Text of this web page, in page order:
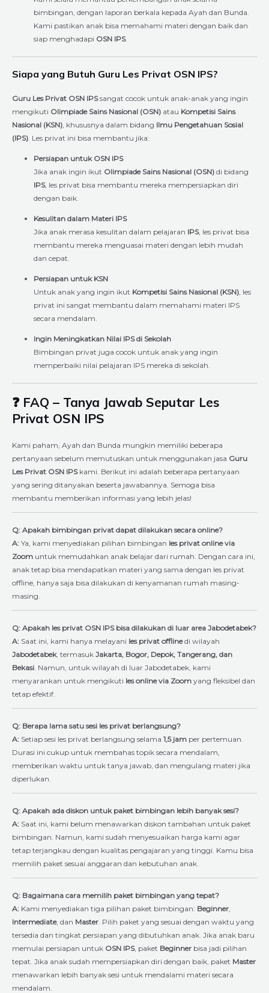
bimbingan, dengan laporan berkala kepada Ayah dan Bunda.
Kami pastikan anak bisa memahami materi dengan baik dan
siap menghadapi OSN IPS.
Siapa yang Butuh Guru Les Privat OSN IPS?
Guru Les Privat OSN IPSsangat cocok untuk anak-anak yang ingin
mengikuti Olimpiade Sains Nasional (OSN) atau Kompetisi Sains
Nasional (KSN) , khususnya dalam bidang Ilmu Pengetahuan Sosial
(IPS) . Les privat ini bisa membantu jika:
Persiapan untuk OSN IPS
Jika anak ingin ikut Olimpiade Sains Nasional (OSN) di bidang
IPS, les privat bisa membantu mereka mempersiapkan diri
dengan baik.
Kesulitan dalam Materi IPS
Jika anak merasa kesulitan dalam pelajaran IPS, les privat bisa
membantu mereka menguasai materi dengan lebih mudah
dan cepat.
Persiapan untuk KSN
Untuk anak yang ingin ikut Kompetisi Sains Nasional (KSN) , les
privat ini sangat membantu dalam memahami materi IPS
secara mendalam.
Ingin Meningkatkan Nilai IPS di Sekolah
Bimbingan privat juga cocok untuk anak yang ingin
memperbaiki nilai pelajaran IPS mereka di sekolah.
❓ FAQ – Tanya Jawab Seputar Les
Privat OSN IPS
Kami paham, Ayah dan Bunda mungkin memiliki beberapa
pertanyaan sebelum memutuskan untuk menggunakan jasa Guru
Les Privat OSN IPSkami. Berikut ini adalah beberapa pertanyaan
yang sering ditanyakan beserta jawabannya. Semoga bisa
membantu memberikan informasi yang lebih jelas!
Q: Apakah bimbingan privat dapat dilakukan secara online?
A: Ya, kami menyediakan pilihan bimbingan les privat online via
Zoom untuk memudahkan anak belajar dari rumah. Dengan cara ini,
anak tetap bisa mendapatkan materi yang sama dengan les privat
offline, hanya saja bisa dilakukan di kenyamanan rumah masing-
masing.
Q: Apakah les privat OSN IPS bisa dilakukan di luar area Jabodetabek?
A: Saat ini, kami hanya melayani les privat offlinedi wilayah
Jabodetabek, termasuk Jakarta, Bogor, Depok, Tangerang, dan
Bekasi . Namun, untuk wilayah di luar Jabodetabek, kami
menyarankan untuk mengikuti les online via Zoom yang fleksibel dan
tetap efektif.
Q: Berapa lama satu sesi les privat berlangsung?
A: Setiap sesi les privat berlangsung selama 1,5 jam per pertemuan.
Durasi ini cukup untuk membahas topik secara mendalam,
memberikan waktu untuk tanya jawab, dan mengulang materi jika
diperlukan.
Q: Apakah ada diskon untuk paket bimbingan lebih banyak sesi?
A: Saat ini, kami belum menawarkan diskon tambahan untuk paket
bimbingan. Namun, kami sudah menyesuaikan harga kami agar
tetap terjangkau dengan kualitas pengajaran yang tinggi. Kamu bisa
memilih paket sesuai anggaran dan kebutuhan anak.
Q: Bagaimana cara memilih paket bimbingan yang tepat?
A: Kami menyediakan tiga pilihan paket bimbingan: Beginner
Intermediate, dan Master . Pilih paket yang sesuai dengan waktu yang
tersedia dan tingkat persiapan yang dibutuhkan anak. Jika anak baru
memulai persiapan untuk OSN IPS, paket Beginner bisa jadi pilihan
tepat. Jika anak sudah mempersiapkan diri dengan baik, paket Master
menawarkan lebih banyak sesi untuk mendalami materi secara
mendalam.